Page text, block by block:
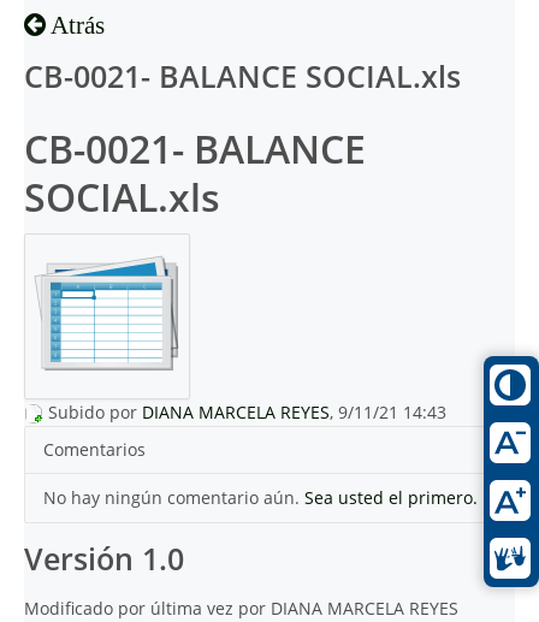
Atrás
CB-0021- BALANCE SOCIAL.xls
CB-0021- BALANCE
SOCIAL.xls
Subido por DIANA MARCELA REYES, 9/11/21 14:43
Comentarios
No hay ningún comentario aún. Sea usted el primero.
Versión 1.0
Modificado por última vez por DIANA MARCELA REYES